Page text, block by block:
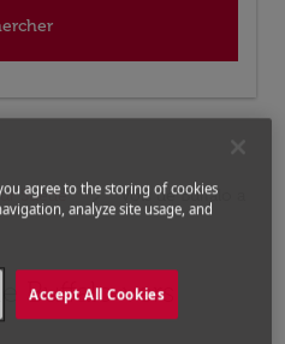
Suède
Vols de Buffalo a
Buffalo vers
les options populaires
agree to the storing of cookies
analyze site usage, and
Accept All Cookies